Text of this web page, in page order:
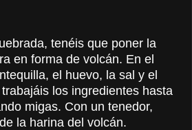
tenéis que poner la
en forma de volcán. En el
el huevo, la sal y el
los ingredientes hasta
migas. Con un tenedor,
la harina del volcán.